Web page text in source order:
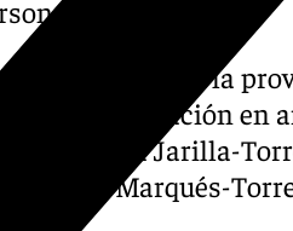
en vehículos.
ya reseñado, en la
por inundación en
en Nueva Jarilla-
del Marqués-